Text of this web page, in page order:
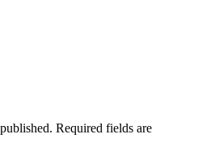
Required fields are